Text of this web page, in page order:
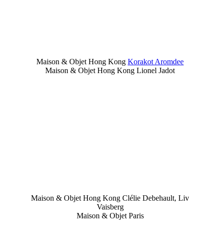
Maison & Objet Hong Kong Korakot Aromdee
Maison & Objet Hong Kong Lionel Jadot
Maison & Objet Hong Kong Clélie Debehault, Liv
Vaisberg
Maison & Objet Paris